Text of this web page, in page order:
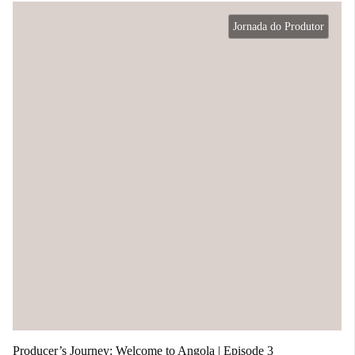
Jornada do Produtor
Producer’s Journey: Welcome to Angola | Episode 3